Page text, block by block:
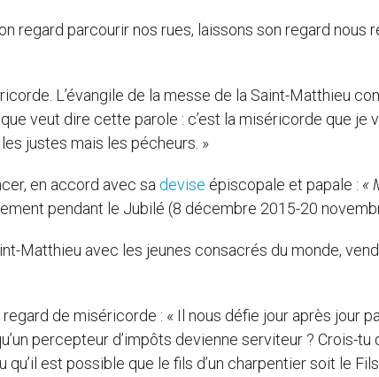
regard parcourir nos rues, laissons son regard nous
L’évangile de la messe de la Saint-Matthieu
veut dire cette parole : c’est la miséricorde que je
justes mais les pécheurs. »
en accord avec sa devise épiscopale et papale : «
pendant le Jubilé (8 décembre 2015-20
Matthieu avec les jeunes consacrés du monde,
de miséricorde : « Il nous défie jour après jour
percepteur d’impôts devienne serviteur ? Crois-tu
est possible que le fils d’un charpentier soit le